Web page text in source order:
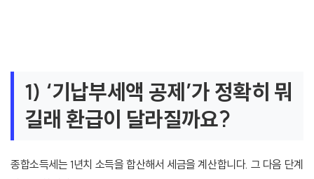
1) ‘기납부세액 공제’가 정확히 뭐
길래 환급이 달라질까요?
종합소득세는 1년치 소득을 합산해서 세금을 계산합니다. 그 다음 단계